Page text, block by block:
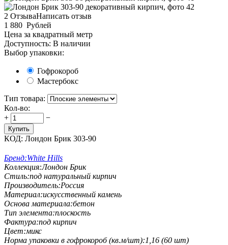
2 ОтзываНаписать отзыв
1 880 Рублей
Цена за квадратный метр
Доступность: В наличии
Выбор упаковки:
Гофрокороб
Мастербокс
Тип товара:
Кол-во:
+
−
Купить
КОД: Лондон Брик 303-90
Бренд:White Hills
Коллекция:Лондон Брик
Стиль:под натуральный кирпич
Производитель:Россия
Материал:искусственный камень
Основа материала:бетон
Тип элемента:плоскость
Фактура:под кирпич
Цвет:микс
Норма упаковки в гофрокороб (кв.м/шт):1,16 (60 шт)